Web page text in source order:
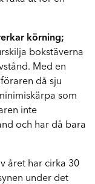
körning;
bokstäverna
Med en
då sju
som
inte
och har då bara
året har cirka 30
under det